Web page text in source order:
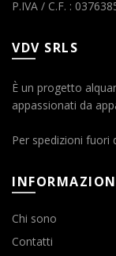
P.IVA / C.F. :
VDV SRLS
È un progetto
appassionati da
Per spedizioni fuori
Chi sono
Contatti